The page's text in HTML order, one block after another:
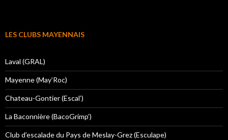
LES CLUBS MAYENNAIS
Laval (GRAL)
Mayenne (May’Roc)
Chateau-Gontier (Escal’)
La Baconnière (BacoGrimp’)
Club d’escalade du Pays de Meslay-Grez (Esculape)